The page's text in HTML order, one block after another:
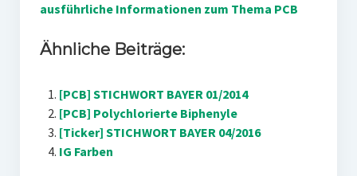
ausführliche Informationen zum Thema PCB
Ähnliche Beiträge:
[PCB] STICHWORT BAYER 01/2014
[PCB] Polychlorierte Biphenyle
[Ticker] STICHWORT BAYER 04/2016
IG Farben